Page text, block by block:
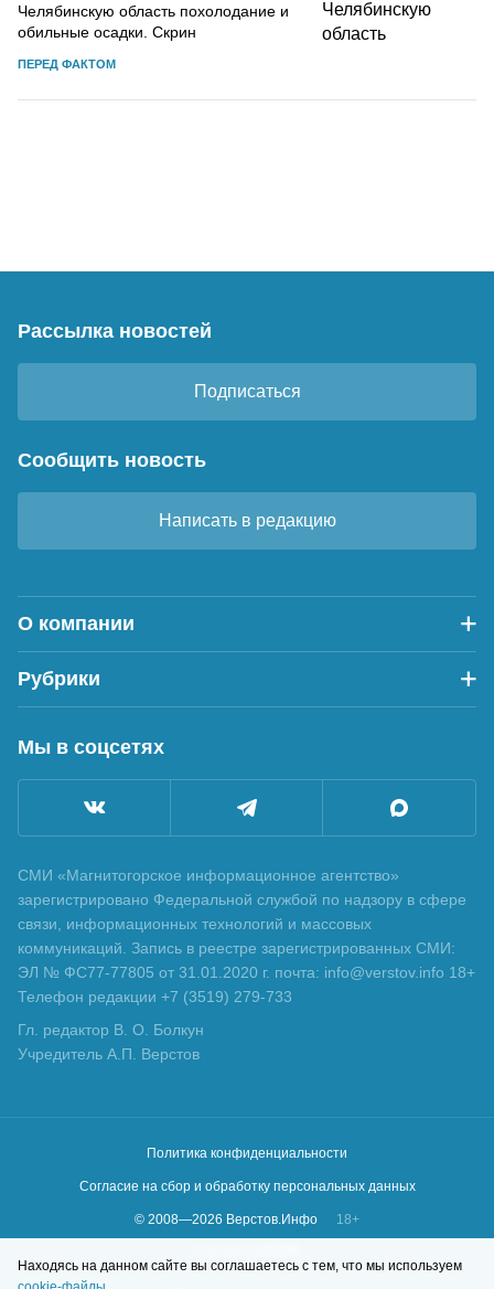
Челябинскую область похолодание и
обильные осадки. Скрин
ПЕРЕД ФАКТОМ
Рассылка новостей
Подписаться
Сообщить новость
Написать в редакцию
О компании
Рубрики
Мы в соцсетях
СМИ «Магнитогорское информационное агентство»
зарегистрировано Федеральной службой по надзору в сфере
связи, информационных технологий и массовых
коммуникаций. Запись в реестре зарегистрированных СМИ:
ЭЛ № ФС77-77805 от 31.01.2020 г. почта: info@verstov.info 18+
Телефон редакции +7 (3519) 279-733
Гл. редактор В. О. Болкун
Учредитель А.П. Верстов
Политика конфиденциальности
Согласие на сбор и обработку персональных данных
© 2008—2026 Верстов.Инфо
18+
Находясь на данном сайте вы соглашаетесь с тем, что мы используем